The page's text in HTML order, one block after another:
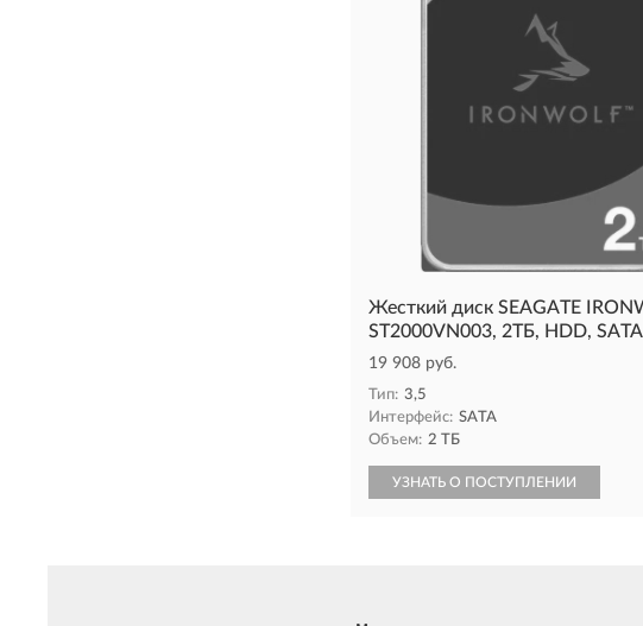
Жесткий диск SEAGATE
ST2000VN003, 2ТБ, HDD,
19 908 руб.
Тип: 3,5
Интерфейс: SATA
Объем: 2 ТБ
УЗНАТЬ О ПОСТУПЛЕНИИ